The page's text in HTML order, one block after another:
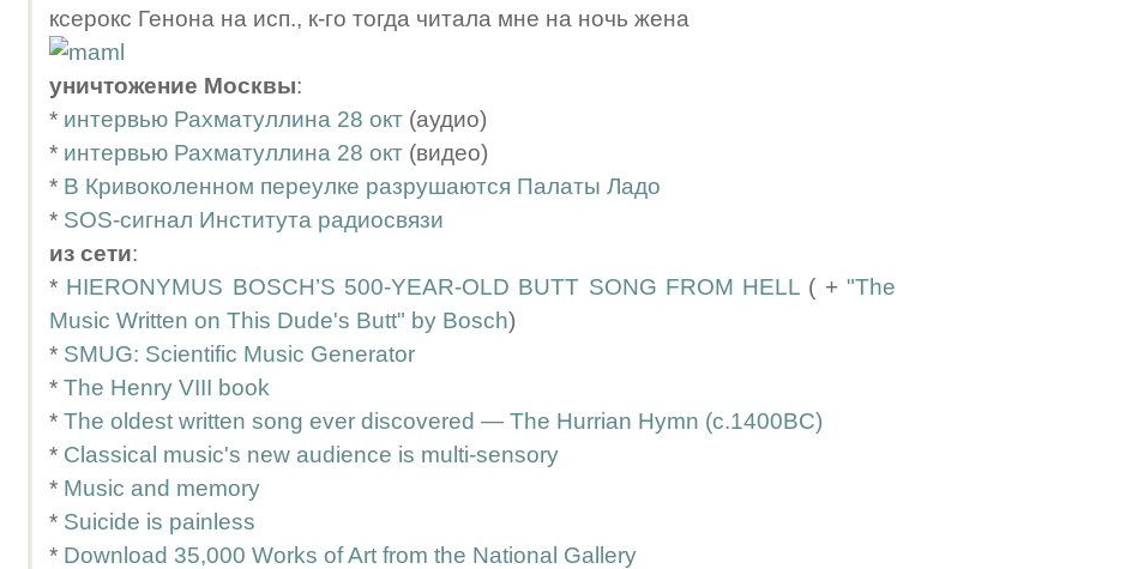
ксерокс Генона на исп., к-го тогда читала мне на ночь жена
уничтожение Москвы:
* интервью Рахматуллина 28 окт (аудио)
* интервью Рахматуллина 28 окт (видео)
* В Кривоколенном переулке разрушаются Палаты Ладо
* SOS-сигнал Института радиосвязи
из сети:
* HIERONYMUS BOSCH’S 500-YEAR-OLD BUTT SONG FROM HELL ( +"The
Music Written on This Dude's Butt" by Bosch)
* SMUG: Scientific Music Generator
* The Henry VIII book
* The oldest written song ever discovered — The Hurrian Hymn (c.1400BC)
* Classical music's new audience is multi-sensory
* Music and memory
* Suicide is painless
* Download 35,000 Works of Art from the National Gallery